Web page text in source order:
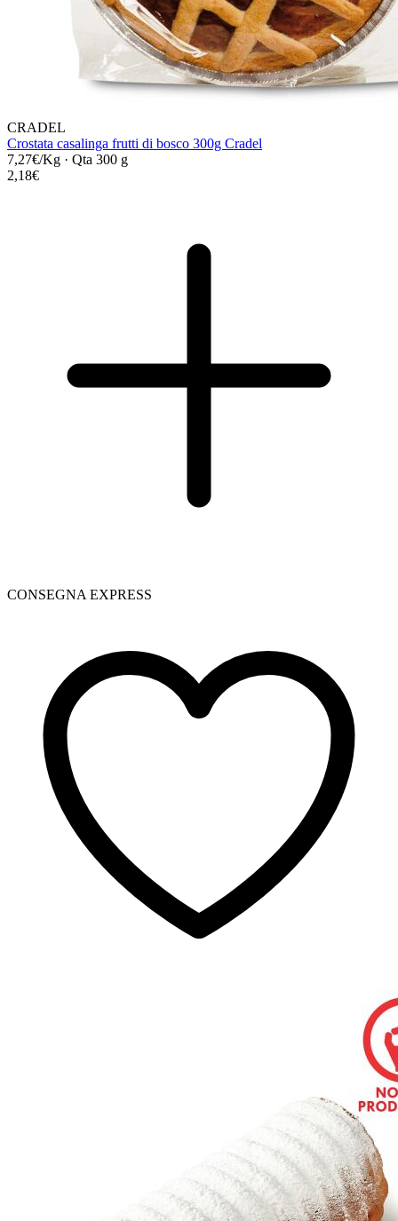
CRADEL
Crostata casalinga frutti di bosco 300g Cradel
7,27€/Kg · Qta 300 g
2,18€
CONSEGNA EXPRESS